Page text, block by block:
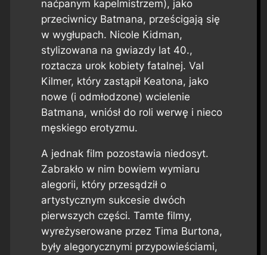
naćpanym kapelmistrzem), jako
przeciwnicy Batmana, prześcigają się
w wygłupach. Nicole Kidman,
stylizowana na gwiazdy lat 40.,
roztacza urok kobiety fatalnej. Val
Kilmer, który zastąpił Keatona, jako
nowe (i odmłodzone) wcielenie
Batmana, wniósł do roli werwę i nieco
męskiego erotyzmu.
A jednak film pozostawia niedosyt.
Zabrakło w nim bowiem wymiaru
alegorii, który przesądził o
artystycznym sukcesie dwóch
pierwszych części. Tamte filmy,
wyreżyserowane przez Tima Burtona,
były alegorycznymi przypowieściami,